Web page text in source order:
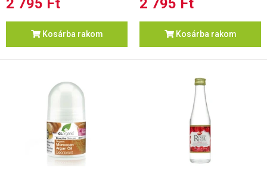
2 795 Ft
Kosárba rakom
2 795 Ft
Kosárba rakom